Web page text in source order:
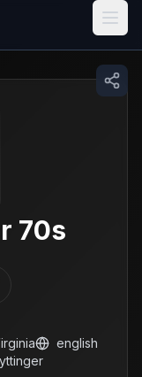
70s
english